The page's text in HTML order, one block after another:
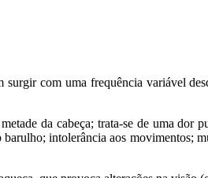
surgir com uma frequência variável
da cabeça; trata-se de uma dor
intolerância aos movimentos;